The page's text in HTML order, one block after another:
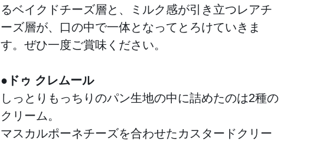
るベイクドチーズ層と、ミルク感が引き立つレアチ
ーズ層が、口の中で一体となってとろけていきま
す。ぜひ一度ご賞味ください。
●ドゥ クレムール
しっとりもっちりのパン生地の中に詰めたのは2種の
クリーム。
マスカルポーネチーズを合わせたカスタードクリー